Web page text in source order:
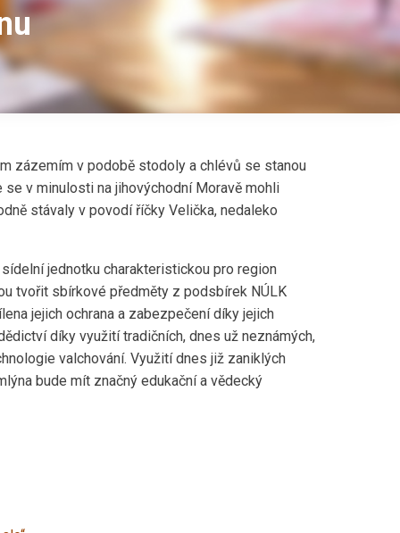
zázemím v podobě stodoly a chlévů se stanou
v minulosti na jihovýchodní Moravě mohli
stávaly v povodí říčky Velička, nedaleko
jednotku charakteristickou pro region
tvořit sbírkové předměty z podsbírek NÚLK
jejich ochrana a zabezpečení díky jejich
díky využití tradičních, dnes už neznámých,
valchování. Využití dnes již zaniklých
bude mít značný edukační a vědecký